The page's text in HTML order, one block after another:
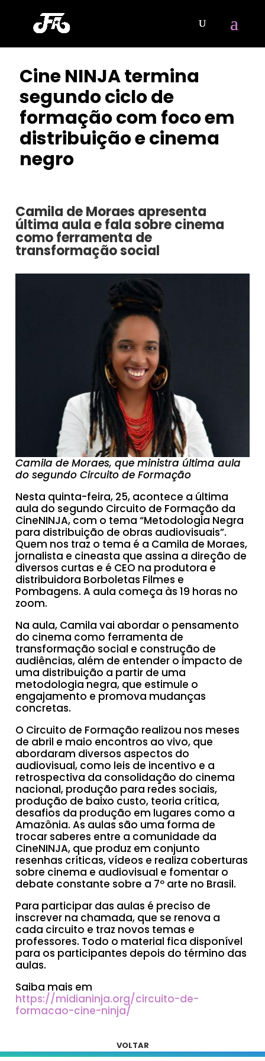
Cine NINJA termina
segundo ciclo de
formação com foco em
distribuição e cinema
negro
Camila de Moraes apresenta
última aula e fala sobre cinema
como ferramenta de
transformação social
Camila de Moraes, que ministra última aula
do segundo Circuito de Formação
Nesta quinta-feira, 25, acontece a última
aula do segundo Circuito de Formação da
CineNINJA, com o tema “Metodologia Negra
para distribuição de obras audiovisuais”.
Quem nos traz o tema é a Camila de Moraes,
jornalista e cineasta que assina a direção de
diversos curtas e é CEO na produtora e
distribuidora Borboletas Filmes e
Pombagens. A aula começa às 19 horas no
zoom.
Na aula, Camila vai abordar o pensamento
do cinema como ferramenta de
transformação social e construção de
audiências, além de entender o impacto de
uma distribuição a partir de uma
metodologia negra, que estimule o
engajamento e promova mudanças
concretas.
O Circuito de Formação realizou nos meses
de abril e maio encontros ao vivo, que
abordaram diversos aspectos do
audiovisual, como leis de incentivo e a
retrospectiva da consolidação do cinema
nacional, produção para redes sociais,
produção de baixo custo, teoria crítica,
desafios da produção em lugares como a
Amazônia. As aulas são uma forma de
trocar saberes entre a comunidade da
CineNINJA, que produz em conjunto
resenhas críticas, vídeos e realiza coberturas
sobre cinema e audiovisual e fomentar o
debate constante sobre a 7º arte no Brasil.
Para participar das aulas é preciso de
inscrever na chamada, que se renova a
cada circuito e traz novos temas e
professores. Todo o material fica disponível
para os participantes depois do término das
aulas.
Saiba mais em
https://midianinja.org/circuito-de-
formacao-cine-ninja/
VOLTAR